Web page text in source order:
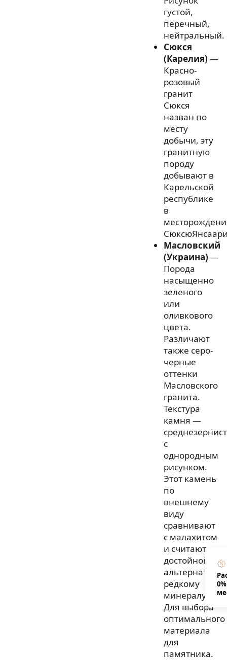
густой,
перечный,
нейтральный.
Сюкся
(Карелия) —
Красно-
розовый
гранит
Сюкся
назван по
месту
добычи, эту
гранитную
породу
добывают в
Карельской
республике
в
Масловский
(Украина) —
Порода
насыщенно
зеленого
или
оливкового
цвета.
Различают
также серо-
черные
оттенки
Масловского
гранита.
Текстура
камня —
с
однородным
рисунком.
Этот камень
по
внешнему
виду
сравнивают
с малахитом
и считают
достойной
редкому
минералу.
Для выбора
оптимального
материала
для
памятника.